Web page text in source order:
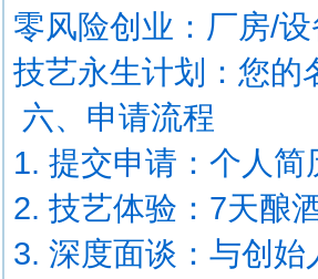
零风险创业：厂房/
技艺永生计划：您
六、申请流程
1. 提交申请：个人
2. 技艺体验：7天酿
3. 深度面谈：与创